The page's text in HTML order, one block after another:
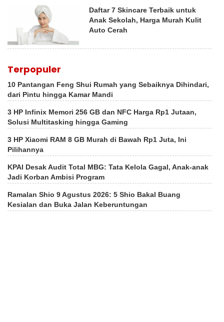
Daftar 7 Skincare Terbaik untuk
Anak Sekolah, Harga Murah Kulit
Auto Cerah
Terpopuler
10 Pantangan Feng Shui Rumah yang Sebaiknya Dihindari,
dari Pintu hingga Kamar Mandi
3 HP Infinix Memori 256 GB dan NFC Harga Rp1 Jutaan,
Solusi Multitasking hingga Gaming
3 HP Xiaomi RAM 8 GB Murah di Bawah Rp1 Juta, Ini
Pilihannya
KPAI Desak Audit Total MBG: Tata Kelola Gagal, Anak-anak
Jadi Korban Ambisi Program
Ramalan Shio 9 Agustus 2026: 5 Shio Bakal Buang
Kesialan dan Buka Jalan Keberuntungan